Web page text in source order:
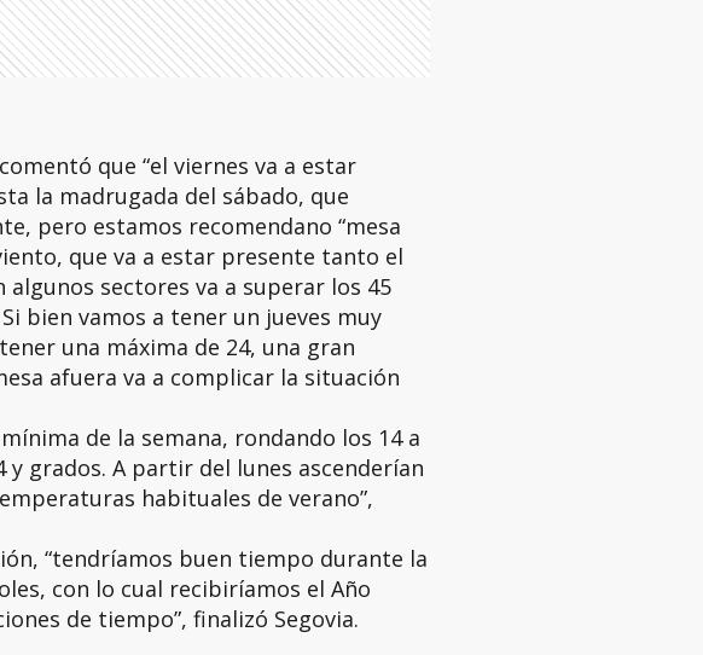
que “el viernes va a estar
la madrugada del sábado, que
pero estamos recomendano “mesa
que va a estar presente tanto el
sectores va a superar los 45
bien vamos a tener un jueves muy
una máxima de 24, una gran
afuera va a complicar la situación
de la semana, rondando los 14 a
y grados. A partir del lunes ascenderían
habituales de verano”,
“tendríamos buen tiempo durante la
con lo cual recibiríamos el Año
de tiempo”, finalizó Segovia.